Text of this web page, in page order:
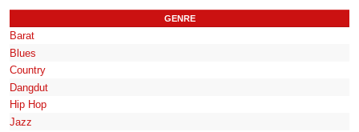
GENRE
Barat
Blues
Country
Dangdut
Hip Hop
Jazz